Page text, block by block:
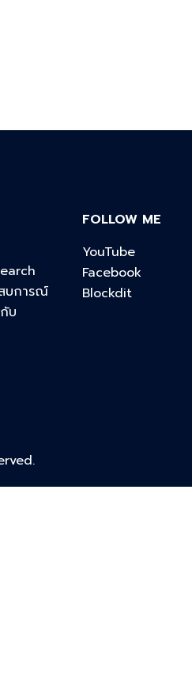
บการณ์
บ
FOLLOW ME
YouTube
Facebook
Blockdit